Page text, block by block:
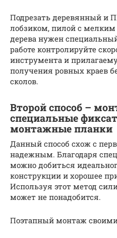
Подрезать деревянный и
лобзиком, пилой с мелким
дерева нужен
работе контролируйте
инструмента и
получения ровных краев
сколов.
Второй способ –
специальные
монтажные планки
Данный способ схож с
надежным. Благодаря
можно добиться
конструкции и хорошее
Используя этот метод
может не понадобится.
Поэтапный монтаж